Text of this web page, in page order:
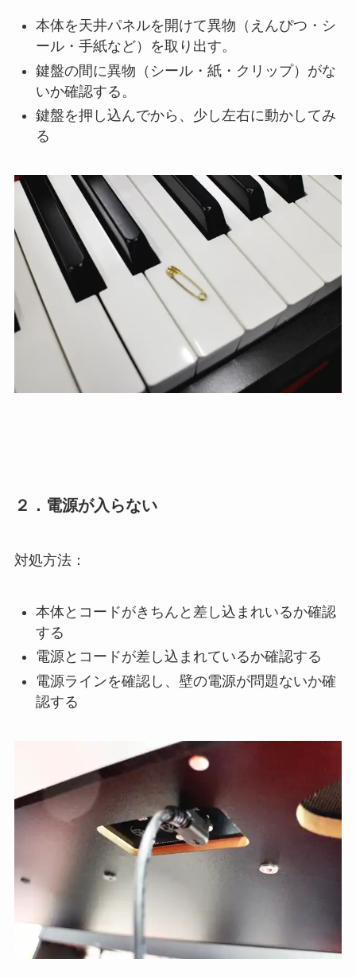
本体を天井パネルを開けて異物（えんぴつ・シ
ール・手紙など）を取り出す。
鍵盤の間に異物（シール・紙・クリップ）がな
いか確認する。
鍵盤を押し込んでから、少し左右に動かしてみ
る
２．電源が入らない
対処方法：
本体とコードがきちんと差し込まれいるか確認
する
電源とコードが差し込まれているか確認する
電源ラインを確認し、壁の電源が問題ないか確
認する